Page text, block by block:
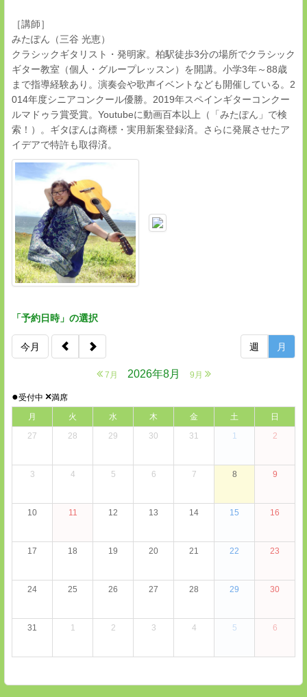
［講師］
みたぽん（三谷 光恵）
クラシックギタリスト・発明家。柏駅徒歩3分の場所でクラシック
ギター教室（個人・グループレッスン）を開講。小学3年～88歳
まで指導経験あり。演奏会や歌声イベントなども開催している。2
014年度シニアコンクール優勝。2019年スペインギターコンクー
ルマドゥラ賞受賞。Youtubeに動画百本以上（「みたぽん」で検
索！）。ギタぽんは商標・実用新案登録済。さらに発展させたア
イデアで特許も取得済。
「予約日時」の選択
今月
7月 2026年8月 9月
週 月
●受付中 ×満席
月
火 水 木 金 土
日
27
28 29 30 31 1 2
3 4 5 6 7 8 9
10 11 12 13 14 15 16
17 18 19 20 21 22 23
24 25 26 27 28 29 30
31 1 2 3 4 5 6